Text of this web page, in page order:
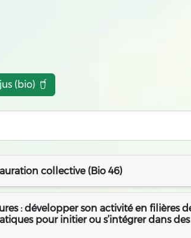
(bio)
collective (Bio 46)
: développer son activité en filières
pour initier ou s’intégrer dans